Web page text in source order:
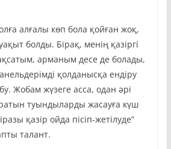
алғалы көп бола қойған жоқ,
болды. Бірақ, менің қазіргі
арманым десе де болады,
қолданысқа ендіру
Жобам жүзеге асса, одан әрі
туындыларды жасауға күш
қазір ойда пісіп-жетілуде”
талант.